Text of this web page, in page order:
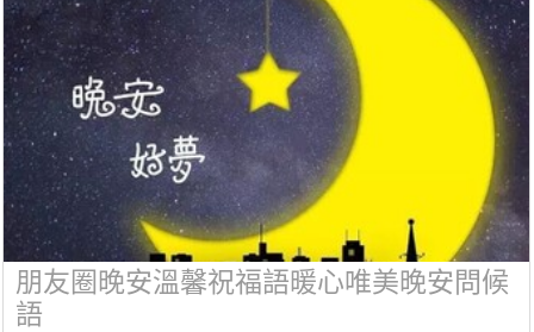
朋友圈晚安溫馨祝福語暖心唯美晚安問候
語